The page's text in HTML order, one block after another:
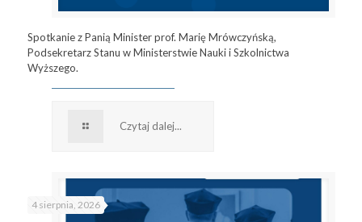
Spotkanie z Panią Minister prof. Marię Mrówczyńską,
Podsekretarz Stanu w Ministerstwie Nauki i Szkolnictwa
Wyższego.
Czytaj dalej...
4 sierpnia, 2026